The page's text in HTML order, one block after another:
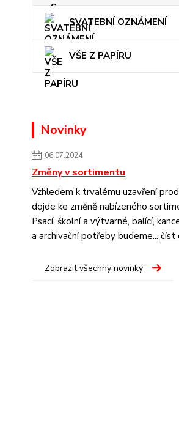
SVATEBNÍ OZNÁMENÍ
VŠE Z PAPÍRU
Novinky
06.07.2024
Změny v sortimentu
Vzhledem k trvalému uzavření
dojde ke změně nabízeného
Psací, školní a výtvarné, balící,
a archivační potřeby budeme... číst
Zobrazit všechny novinky